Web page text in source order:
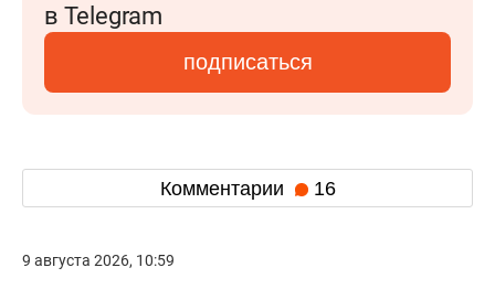
в Telegram
подписаться
Комментарии 16
9 августа 2026, 10:59